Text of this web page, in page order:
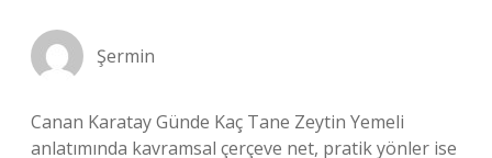
Şermin
Canan Karatay Günde Kaç Tane Zeytin Yemeli
anlatımında kavramsal çerçeve net, pratik yönler ise